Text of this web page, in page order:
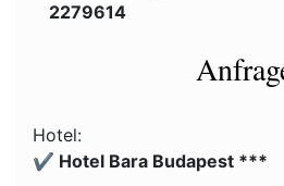
2279614
Hotel:
✔️ Hotel Bara Budapest ***